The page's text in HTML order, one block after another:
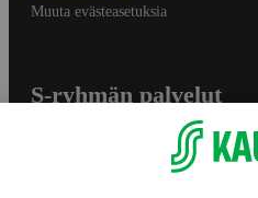
Muuta evästeasetuksia
S-ryhmän palvelut